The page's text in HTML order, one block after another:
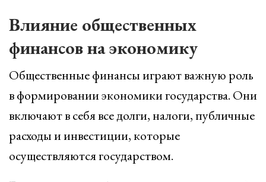
Влияние общественных
финансов на экономику
Общественные финансы играют важную роль
в формировании экономики государства. Они
включают в себя все долги, налоги, публичные
расходы и инвестиции, которые
осуществляются государством.